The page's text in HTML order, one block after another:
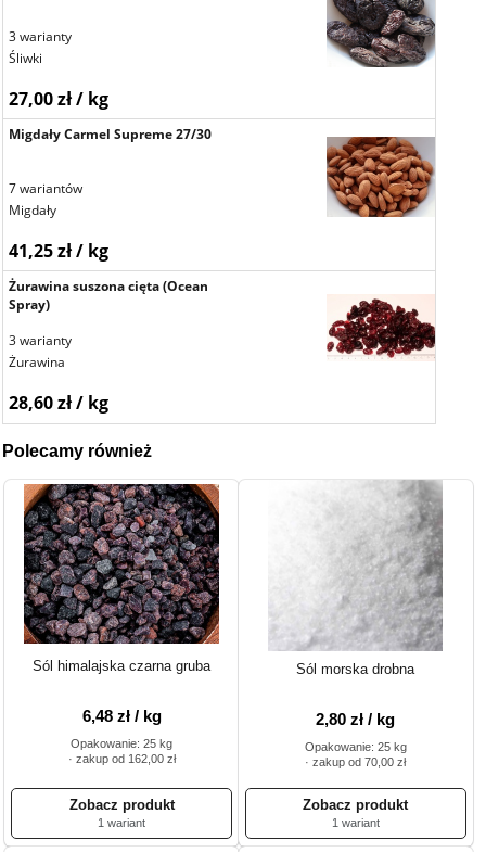
3 warianty
Śliwki
27,00 zł / kg
Migdały Carmel Supreme 27/30
7 wariantów
Migdały
41,25 zł / kg
Żurawina suszona cięta (Ocean
Spray)
3 warianty
Żurawina
28,60 zł / kg
Polecamy również
Sól himalajska czarna gruba
6,48 zł / kg
Opakowanie: 25 kg
· zakup od 162,00 zł
1 wariant
Sól morska drobna
2,80 zł / kg
Opakowanie: 25 kg
· zakup od 70,00 zł
1 wariant